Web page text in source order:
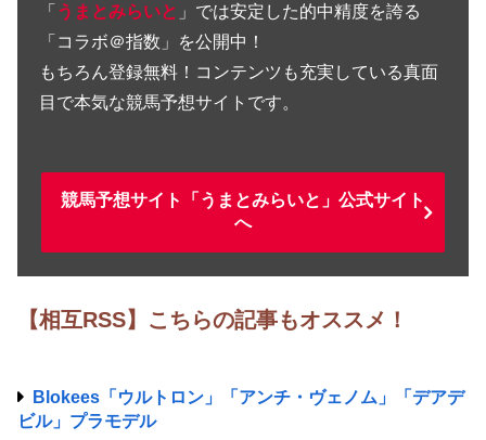
「 うまとみらいと 」では安定した的中精度を誇る
「コラボ＠指数」を公開中！
もちろん登録無料！コンテンツも充実している真面
目で本気な競馬予想サイトです。
競馬予想サイト「うまとみらいと」公式サイト
へ
【相互RSS】こちらの記事もオススメ！
Blokees「ウルトロン」「アンチ・ヴェノム」「デアデ
ビル」プラモデル